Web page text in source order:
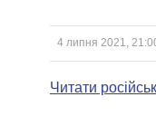
ГОЛОВИ
ВСІ
4 липня 2021,
Читати